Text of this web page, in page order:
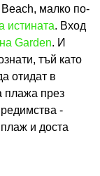
малко по-
истината. Вход
Garden. И
тъй като
отидат в
плажа през
-
и доста